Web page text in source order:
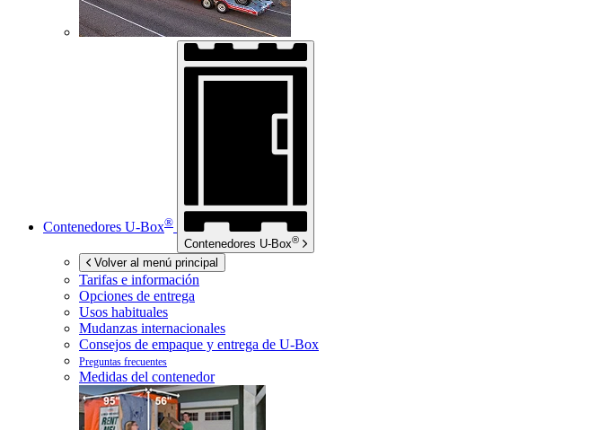
Contenedores U-Box®
Contenedores U-Box®
Volver al menú principal
Tarifas e información
Opciones de entrega
Usos habituales
Mudanzas internacionales
Consejos de empaque y entrega de U-Box
Preguntas frecuentes
Medidas del contenedor